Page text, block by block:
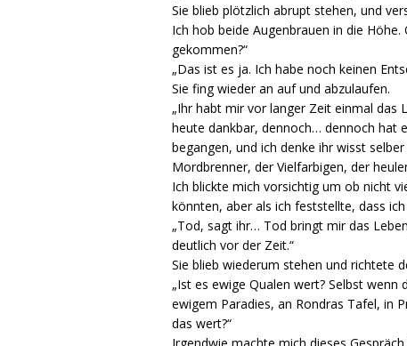
Sie blieb plötzlich abrupt stehen, und
Ich hob beide Augenbrauen in die
gekommen?“
„Das ist es ja. Ich habe noch keinen
Sie fing wieder an auf und abzulaufen.
„Ihr habt mir vor langer Zeit einmal das
heute dankbar, dennoch… dennoch hat
begangen, und ich denke ihr wisst
Mordbrenner, der Vielfarbigen, der
Ich blickte mich vorsichtig um ob nicht
könnten, aber als ich feststellte, dass
„Tod, sagt ihr… Tod bringt mir das
deutlich vor der Zeit.“
Sie blieb wiederum stehen und richtete
„Ist es ewige Qualen wert? Selbst
ewigem Paradies, an Rondras Tafel, in
das wert?“